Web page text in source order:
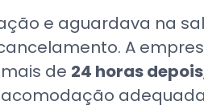
e aguardava na
A
de 24 horas depois